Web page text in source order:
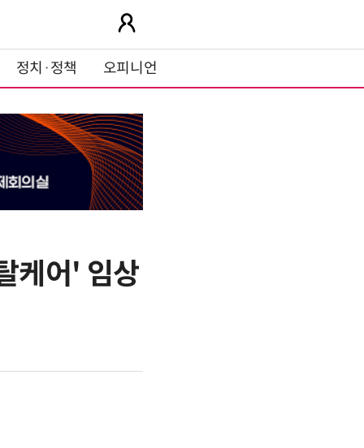
정치·정책 오피니언
케어' 임상